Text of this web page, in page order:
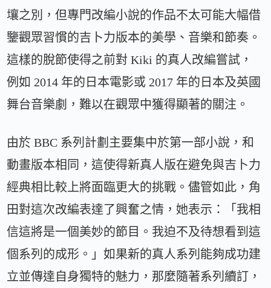
壤之別，但專門改編小說的作品不太可能大幅借
鑒觀眾習慣的吉卜力版本的美學、音樂和節奏。
這樣的脫節使得之前對 Kiki 的真人改編嘗試，
例如 2014 年的日本電影或 2017 年的日本及英國
舞台音樂劇，難以在觀眾中獲得顯著的關注。
由於 BBC 系列計劃主要集中於第一部小說，和
動畫版本相同，這使得新真人版在避免與吉卜力
經典相比較上將面臨更大的挑戰。儘管如此，角
田對這次改編表達了興奮之情，她表示：「我相
信這將是一個美妙的節目。我迫不及待想看到這
個系列的成形。」如果新的真人系列能夠成功建
立並傳達自身獨特的魅力，那麼隨著系列續訂，